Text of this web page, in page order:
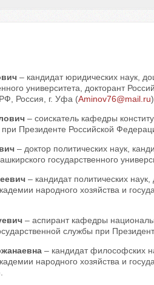
– кандидат юридических наук,
университета, докторант
Россия, г. Уфа (Aminov76@mail.ru
– соискатель кафедры
Президенте Российской
– доктор политических наук,
государственного
– кандидат политических
народного хозяйства и
– аспирант кафедры
службы при
– кандидат философских
народного хозяйства и